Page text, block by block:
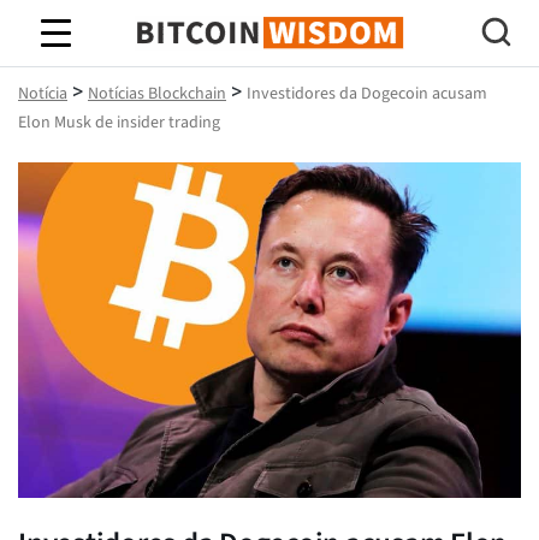
Sabedoria do Bitcoin
Notícia > Notícias Blockchain > Investidores da Dogecoin acusam
Elon Musk de insider trading